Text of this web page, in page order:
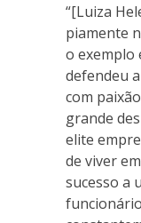
“[Luiza
piamente
o exemplo
defendeu
com
grande
elite
de viver
sucesso a